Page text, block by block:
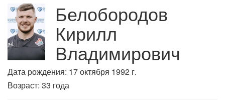
Белобородов
Кирилл
Владимирович
Дата рождения: 17 октября 1992 г.
Возраст: 33 года